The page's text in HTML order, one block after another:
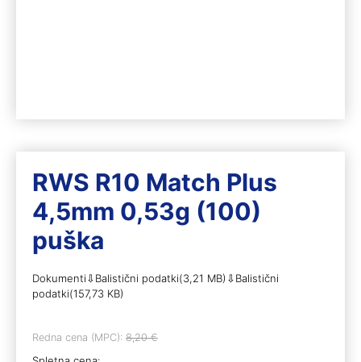
RWS R10 Match Plus
4,5mm 0,53g (100)
puška
Dokumenti⇩Balistični podatki(3,21 MB)⇩Balistični
podatki(157,73 KB)
Redna cena (MPC): 8,20€